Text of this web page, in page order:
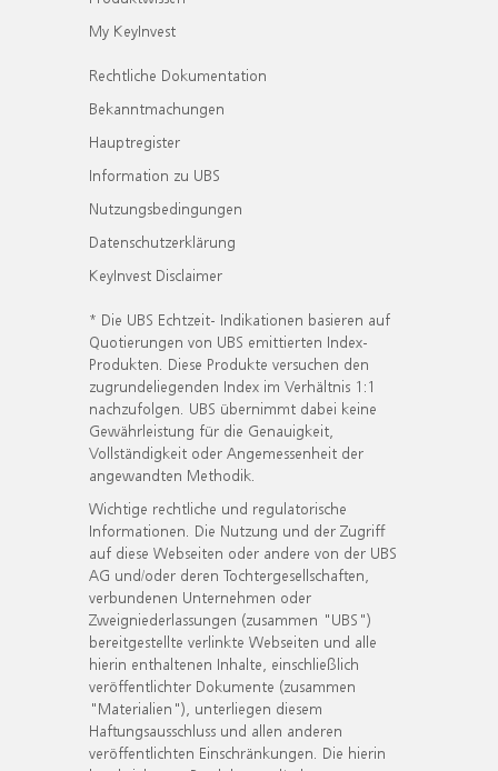
My KeyInvest
Rechtliche Dokumentation
Bekanntmachungen
Hauptregister
Information zu UBS
Nutzungsbedingungen
Datenschutzerklärung
KeyInvest Disclaimer
* Die UBS Echtzeit- Indikationen basieren auf
Quotierungen von UBS emittierten Index-
Produkten. Diese Produkte versuchen den
zugrundeliegenden Index im Verhältnis 1:1
nachzufolgen. UBS übernimmt dabei keine
Gewährleistung für die Genauigkeit,
Vollständigkeit oder Angemessenheit der
angewandten Methodik.
Wichtige rechtliche und regulatorische
Informationen. Die Nutzung und der Zugriff
auf diese Webseiten oder andere von der UBS
AG und/oder deren Tochtergesellschaften,
verbundenen Unternehmen oder
Zweigniederlassungen (zusammen "UBS")
bereitgestellte verlinkte Webseiten und alle
hierin enthaltenen Inhalte, einschließlich
veröffentlichter Dokumente (zusammen
"Materialien"), unterliegen diesem
Haftungsausschluss und allen anderen
veröffentlichten Einschränkungen. Die hierin